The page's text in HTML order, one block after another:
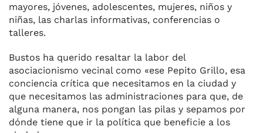
mayores, jóvenes, adolescentes, mujeres, niños y
niñas, las charlas informativas, conferencias o
talleres.
Bustos ha querido resaltar la labor del
asociacionismo vecinal como «ese Pepito Grillo, esa
conciencia crítica que necesitamos en la ciudad y
que necesitamos las administraciones para que, de
alguna manera, nos pongan las pilas y sepamos por
dónde tiene que ir la política que beneficie a los